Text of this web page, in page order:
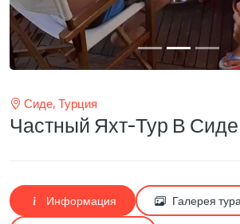
Сиде, Турция
Частный Яхт-Тур В Сиде
Информация Галерея тура